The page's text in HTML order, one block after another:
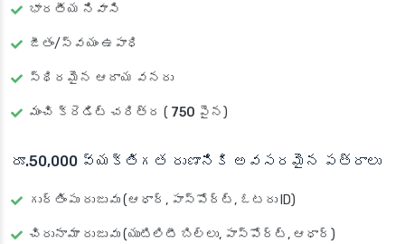
భారతీయ నివాసి
జీతం/స్వయం ఉపాధి
స్థిరమైన ఆదాయ వనరు
మంచి క్రెడిట్ చరిత్ర ( 750 పైన)
రూ.50,000 వ్యక్తిగత రుణానికి అవసరమైన పత్రాలు
గుర్తింపు రుజువు (ఆధార్, పాస్‌పోర్ట్, ఓటరు ID)
చిరునామా రుజువు (యుటిలిటీ బిల్లు, పాస్‌పోర్ట్, ఆధార్)